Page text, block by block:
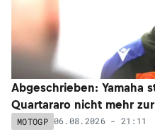
Abgeschrieben: Yamaha
Quartararo nicht mehr
MOTOGP 06.08.2026 - 21:11